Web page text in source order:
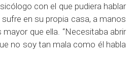
con el que pudiera hablar
en su propia casa, a manos
que ella. “Necesitaba abrir
no soy tan mala como él habla